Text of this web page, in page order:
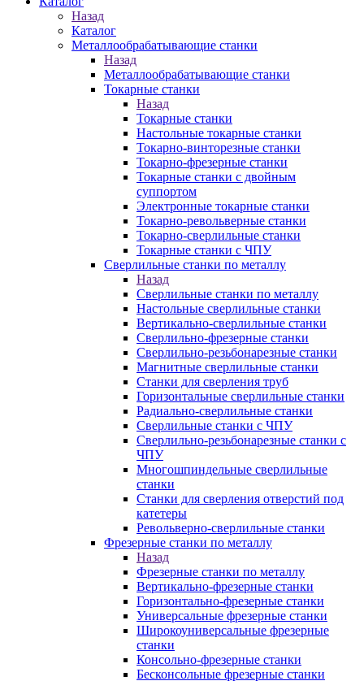
Назад
Каталог
Металлообрабатывающие станки
Назад
Металлообрабатывающие станки
Токарные станки
Назад
Токарные станки
Настольные токарные станки
Токарно-винторезные станки
Токарно-фрезерные станки
Токарные станки с двойным
суппортом
Электронные токарные станки
Токарно-револьверные станки
Токарно-сверлильные станки
Токарные станки с ЧПУ
Сверлильные станки по металлу
Назад
Сверлильные станки по металлу
Настольные сверлильные станки
Вертикально-сверлильные станки
Сверлильно-фрезерные станки
Сверлильно-резьбонарезные станки
Магнитные сверлильные станки
Станки для сверления труб
Горизонтальные сверлильные станки
Радиально-сверлильные станки
Сверлильные станки с ЧПУ
Сверлильно-резьбонарезные станки с
ЧПУ
Многошпиндельные сверлильные
станки
Станки для сверления отверстий под
катетеры
Револьверно-сверлильные станки
Фрезерные станки по металлу
Назад
Фрезерные станки по металлу
Вертикально-фрезерные станки
Горизонтально-фрезерные станки
Универсальные фрезерные станки
Широкоуниверсальные фрезерные
станки
Консольно-фрезерные станки
Бесконсольные фрезерные станки